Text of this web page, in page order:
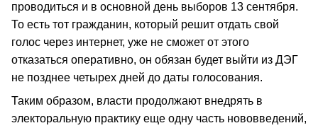
проводиться и в основной день выборов 13 сентября.
То есть тот гражданин, который решит отдать свой
голос через интернет, уже не сможет от этого
отказаться оперативно, он обязан будет выйти из ДЭГ
не позднее четырех дней до даты голосования.
Таким образом, власти продолжают внедрять в
электоральную практику еще одну часть нововведений,